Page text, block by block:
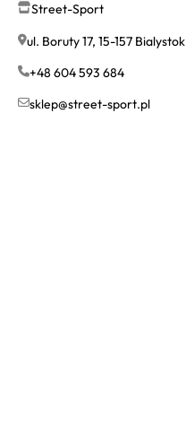
Street-Sport
ul. Boruty 17, 15-157 Bialystok
+48 604 593 684
sklep@street-sport.pl